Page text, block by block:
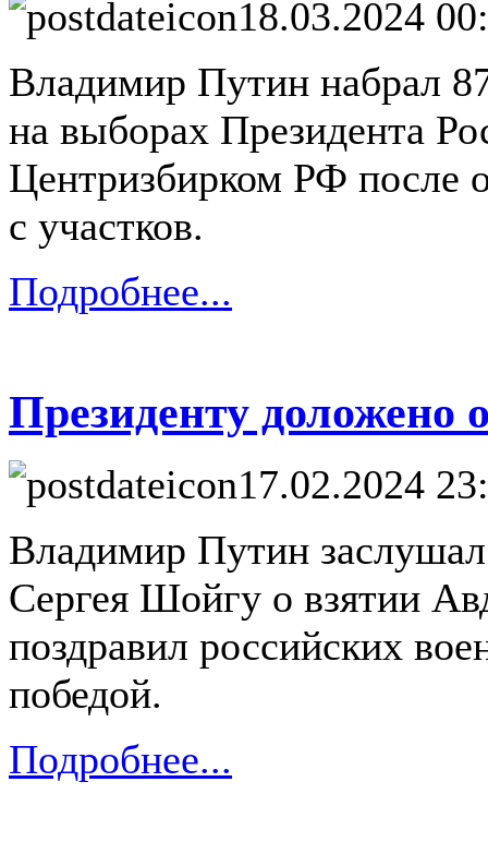
18.03.2024
Владимир Путин набрал
на выборах Президента
Центризбирком РФ после
с участков.
Подробнее...
Президенту доложено
17.02.2024
Владимир Путин
Сергея Шойгу о взятии
поздравил российских
победой.
Подробнее...